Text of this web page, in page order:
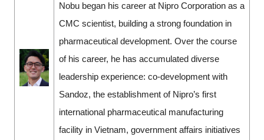
Nobu began his career at Nipro Corporation as a
CMC scientist, building a strong foundation in
pharmaceutical development. Over the course
of his career, he has accumulated diverse
leadership experience: co-development with
Sandoz, the establishment of Nipro’s first
international pharmaceutical manufacturing
facility in Vietnam, government affairs initiatives